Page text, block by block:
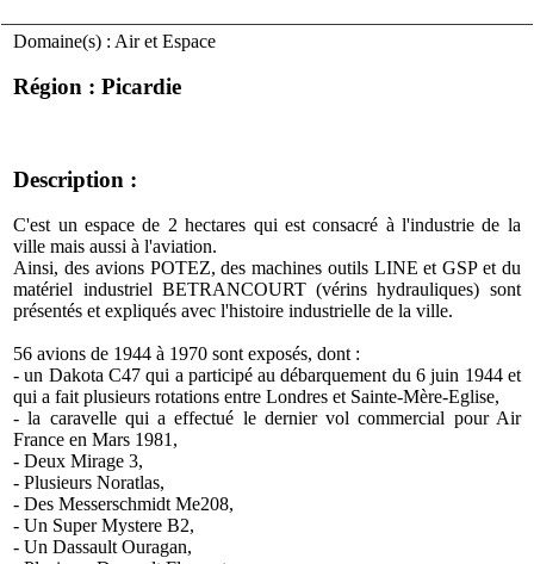
Domaine(s) : Air et Espace
Région : Picardie
Description :
C'est un espace de 2 hectares qui est consacré à l'industrie de la
ville mais aussi à l'aviation.
Ainsi, des avions POTEZ, des machines outils LINE et GSP et du
matériel industriel BETRANCOURT (vérins hydrauliques) sont
présentés et expliqués avec l'histoire industrielle de la ville.
56 avions de 1944 à 1970 sont exposés, dont :
- un Dakota C47 qui a participé au débarquement du 6 juin 1944 et
qui a fait plusieurs rotations entre Londres et Sainte-Mère-Eglise,
- la caravelle qui a effectué le dernier vol commercial pour Air
France en Mars 1981,
- Deux Mirage 3,
- Plusieurs Noratlas,
- Des Messerschmidt Me208,
- Un Super Mystere B2,
- Un Dassault Ouragan,